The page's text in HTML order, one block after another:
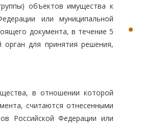
объектов имущества к
или муниципальной
документа, в течение 5
орган для принятия решения,
в отношении которой
считаются отнесенными
Российской Федерации или